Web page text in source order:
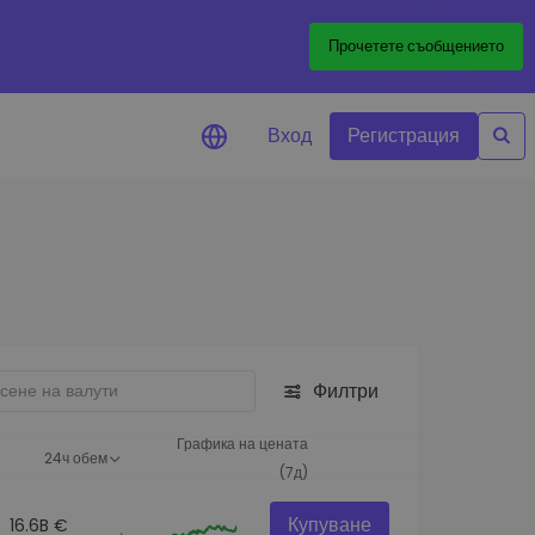
Прочетете съобщението
изпълнение
Вход Регистрация
Филтри
24ч обем
Графика на цената
(7д)
16.6B € Купуване